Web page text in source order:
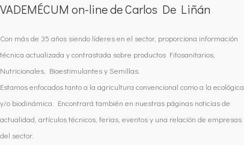
VADEMÉCUM on-line de Carlos De Liñán
Con más de 35 años siendo líderes en el sector, proporciona información
técnica actualizada y contrastada sobre productos Fitosanitarios,
Nutricionales, Bioestimulantes y Semillas.
Estamos enfocados tanto a la agricultura convencional como a la ecológica
y/o biodinámica. Encontrará también en nuestras páginas noticias de
actualidad, artículos técnicos, ferias, eventos y una relación de empresas
del sector.